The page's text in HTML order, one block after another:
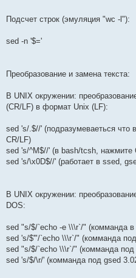
Подсчет строк (эмуляция "wc -l"):
sed -n '$='
Преобразование и замена текста:
В UNIX окружении:
(CR/LF) в формат Unix (LF):
sed 's/.$//' (подразумеваеться что
CR/LF)
sed 's/^M$//' (в bash/tcsh, нажмите
sed 's/\x0D$//' (работает в ssed,
В UNIX окружении:
DOS:
sed "s/$/`echo -e \\\r`/" (комманда в
sed 's/$'"/`echo \\\r`/" (комманда
sed "s/$/`echo \\\r`/" (комманда под
sed 's/$/\r/' (комманда под gsed